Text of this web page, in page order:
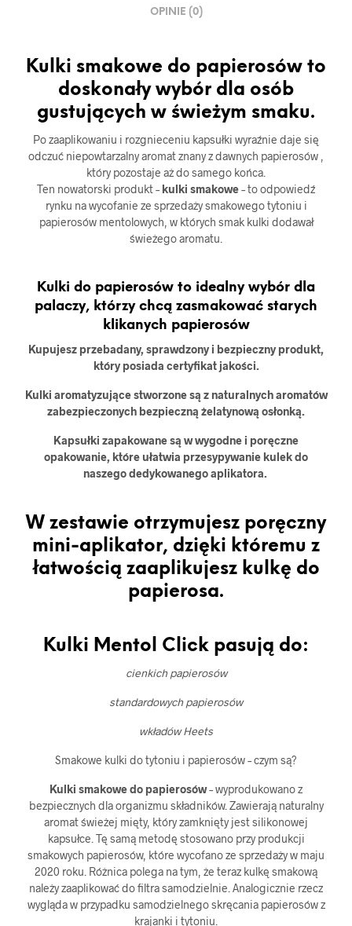
OPINIE (0)
Kulki smakowe do papierosów to
doskonały wybór dla osób
gustujących w świeżym smaku.
Po zaaplikowaniu i rozgnieceniu kapsułki wyraźnie daje się
odczuć niepowtarzalny aromat znany z dawnych papierosów ,
który pozostaje aż do samego końca.
Ten nowatorski produkt – kulki smakowe– to odpowiedź
rynku na wycofanie ze sprzedaży smakowego tytoniu i
papierosów mentolowych, w których smak kulki dodawał
świeżego aromatu.
Kulki do papierosów to idealny wybór dla
palaczy, którzy chcą zasmakować starych
klikanych papierosów
Kupujesz przebadany, sprawdzony i bezpieczny produkt,
który posiada certyfikat jakości.
Kulki aromatyzujące stworzone są z naturalnych aromatów
zabezpieczonych bezpieczną żelatynową osłonką.
Kapsułki zapakowane są w wygodne i poręczne
opakowanie, które ułatwia przesypywanie kulek do
naszego dedykowanego aplikatora.
W zestawie otrzymujesz poręczny
mini-aplikator, dzięki któremu z
łatwością zaaplikujesz kulkę do
papierosa.
Kulki Mentol Click pasują do:
cienkich papierosów
standardowych papierosów
wkładów Heets
Smakowe kulki do tytoniu i papierosów – czym są?
Kulki smakowe do papierosów– wyprodukowano z
bezpiecznych dla organizmu składników. Zawierają naturalny
aromat świeżej mięty, który zamknięty jest silikonowej
kapsułce. Tę samą metodę stosowano przy produkcji
smakowych papierosów, które wycofano ze sprzedaży w maju
2020 roku. Różnica polega na tym, że teraz kulkę smakową
należy zaaplikować do filtra samodzielnie. Analogicznie rzecz
wygląda w przypadku samodzielnego skręcania papierosów z
krajanki i tytoniu.